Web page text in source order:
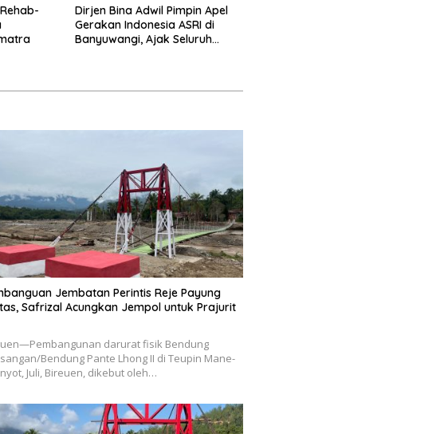
Dirjen Bina Adwil Pimpin Apel
Gerakan Indonesia ASRI di
Banyuwangi, Ajak Seluruh
Jembatan Perintis Reje Payung
Safrizal Acungkan Jempol untuk Prajurit
darurat fisik Bendung
Bendung Pante Lhong II di Teupin Mane-
Juli, Bireuen, dikebut oleh…